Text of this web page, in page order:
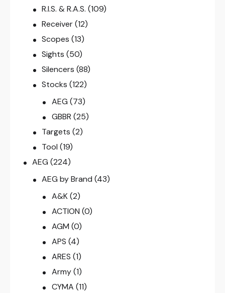
R.I.S. & R.A.S. (109)
Receiver (12)
Scopes (13)
Sights (50)
Silencers (88)
Stocks (122)
AEG (73)
GBBR (25)
Targets (2)
Tool (19)
AEG (224)
AEG by Brand (43)
A&K (2)
ACTION (0)
AGM (0)
APS (4)
ARES (1)
Army (1)
CYMA (11)